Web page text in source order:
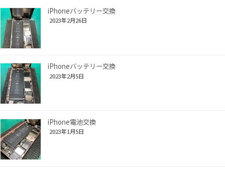
iPhoneバッテリー交換
2023年2月26日
iPhoneバッテリー交換
2023年2月5日
iPhone電池交換
2023年1月5日